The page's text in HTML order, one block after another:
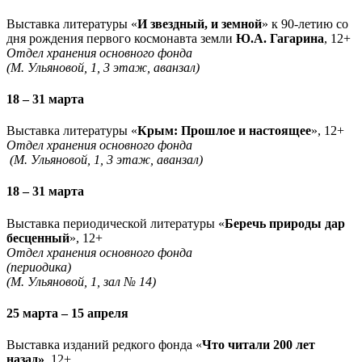
Выставка литературы «И звездный, и земной» к 90-летию со
дня рождения первого космонавта земли Ю.А. Гагарина, 12+
Отдел хранения основного фонда
(М. Ульяновой, 1, 3 этаж, аванзал)
18 – 31 марта
Выставка литературы «Крым: Прошлое и настоящее», 12+
Отдел хранения основного фонда
(М. Ульяновой, 1, 3 этаж, аванзал)
18 – 31 марта
Выставка периодической литературы «Беречь природы дар
бесценный», 12+
Отдел хранения основного фонда
(периодика)
(М. Ульяновой, 1, зал № 14)
25 марта – 15 апреля
Выставка изданий редкого фонда «Что читали 200 лет